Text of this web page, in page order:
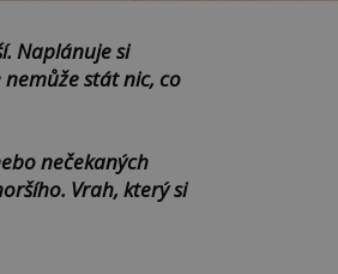
Naplánuje si
stát nic, co
nečekaných
Vrah, který si